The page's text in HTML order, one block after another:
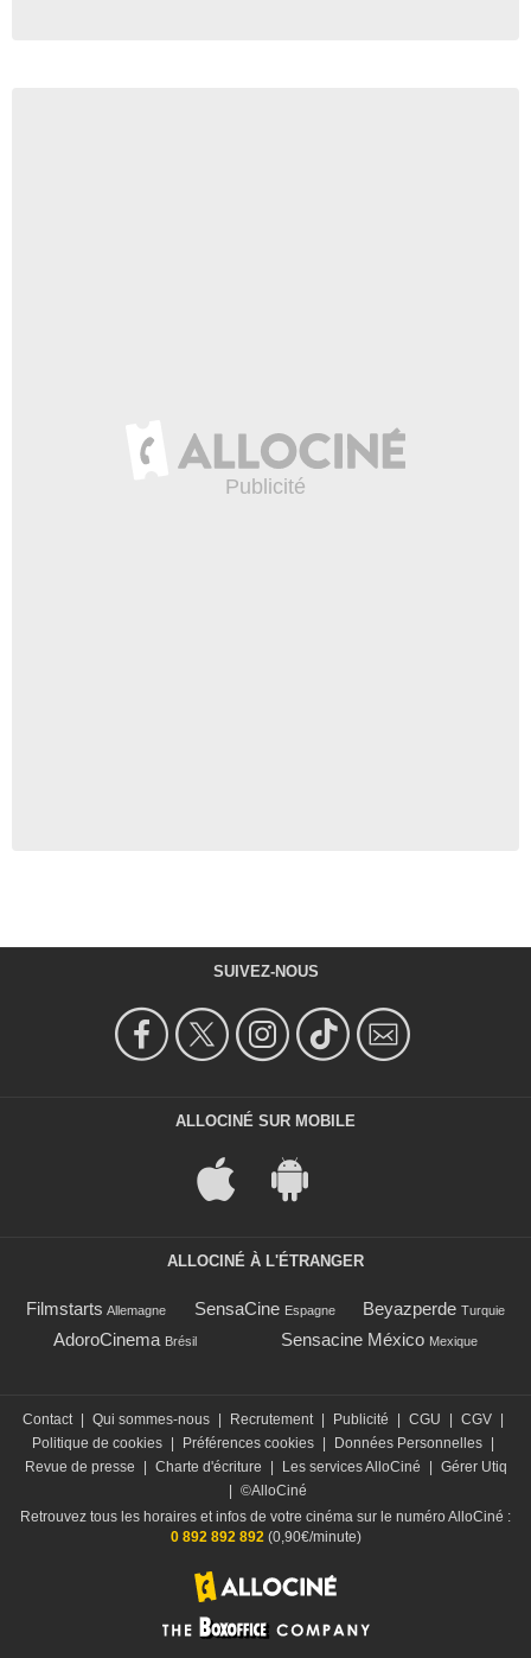
SUIVEZ-NOUS
ALLOCINÉ SUR MOBILE
ALLOCINÉ À L'ÉTRANGER
Filmstarts Allemagne SensaCine Espagne Beyazperde Turquie
AdoroCinema Brésil Sensacine México Mexique
Contact Qui sommes-nous Recrutement Publicité CGU CGV
Politique de cookies
Préférences cookies Données Personnelles
Revue de presse
Charte d'écriture Les services AlloCiné
Gérer Utiq
©AlloCiné
Retrouvez tous les horaires et infos de votre cinéma sur le numéro AlloCiné :
0 892 892 892(0,90€/minute)